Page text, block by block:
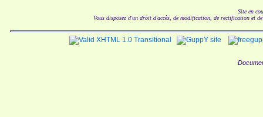
Site en
Vous disposez d'un droit d'accès, de modification, de rectification et